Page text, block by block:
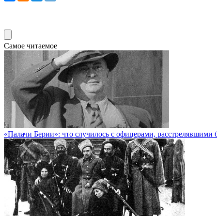
Самое читаемое
«Палачи Берии»: что случилось с офицерами,